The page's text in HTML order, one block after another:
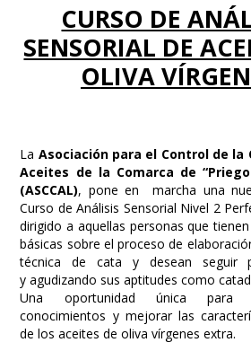
CURSO DE
SENSORIAL DE
OLIVA
La Asociación para el Control de la
Aceites de la Comarca de
(ASCCAL), pone en marcha una
Curso de Análisis Sensorial Nivel 2
dirigido a aquellas personas que
básicas sobre el proceso de
técnica de cata y desean seguir
y agudizando sus aptitudes como
Una oportunidad única para
conocimientos y mejorar las
de los aceites de oliva vírgenes extra.